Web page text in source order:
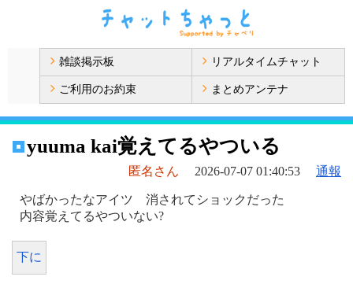
雑談掲示板 リアルタイムチャット
ご利用のお約束 まとめアンテナ
yuuma kai覚えてるやついる
匿名さん 2026-07-07 01:40:53 通報
やばかったなアイツ 消されてショックだった
内容覚えてるやついない?
下に